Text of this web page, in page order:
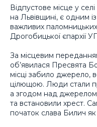
Відпустове місце у
на Львівщині, є одним
важливих
Дрогобицької єпархії
За місцевим
об’явилася Пресвята
місці забило джерело,
цілющою. Люди стали
а згодом над
та встановили хрест.
початок слава Билич як